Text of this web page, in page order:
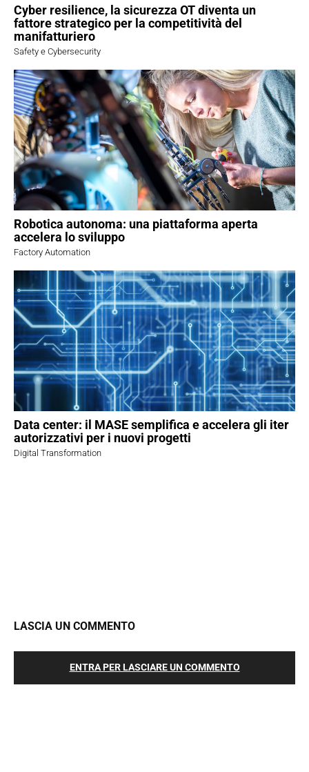
Cyber resilience, la sicurezza OT diventa un
fattore strategico per la competitività del
manifatturiero
Safety e Cybersecurity
Robotica autonoma: una piattaforma aperta
accelera lo sviluppo
Factory Automation
Data center: il MASE semplifica e accelera gli iter
autorizzativi per i nuovi progetti
Digital Transformation
LASCIA UN COMMENTO
ENTRA PER LASCIARE UN COMMENTO